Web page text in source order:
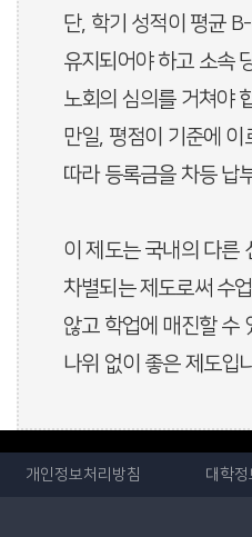
단, 학기 성적이 평균
유지되어야 하고 소속
노회의 심의를 거쳐야
만일, 평점이 기준에 이
따라 등록금을 차등 납
이 제도는 국내의 다른
차별되는 제도로써 수
않고 학업에 매진할 수
나위 없이 좋은 제도입
개인정보처리방침 대학정